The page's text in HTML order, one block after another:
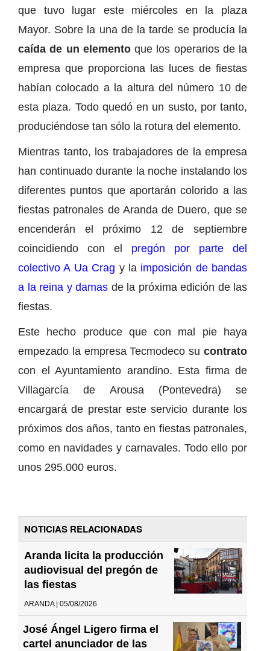
que tuvo lugar este miércoles en la plaza
Mayor. Sobre la una de la tarde se producía la
caída de un elementoque los operarios de la
empresa que proporciona las luces de fiestas
habían colocado a la altura del número 10 de
esta plaza. Todo quedó en un susto, por tanto,
produciéndose tan sólo la rotura del elemento.
Mientras tanto, los trabajadores de la empresa
han continuado durante la noche instalando los
diferentes puntos que aportarán colorido a las
fiestas patronales de Aranda de Duero, que se
encenderán el próximo 12 de septiembre
coincidiendo con el pregón por parte del
colectivo A Ua Crag y la imposición de bandas
a la reina y damas de la próxima edición de las
fiestas.
Este hecho produce que con mal pie haya
empezado la empresa Tecmodeco su contrato
con el Ayuntamiento arandino. Esta firma de
Villagarcía de Arousa (Pontevedra) se
encargará de prestar este servicio durante los
próximos dos años, tanto en fiestas patronales,
como en navidades y carnavales. Todo ello por
unos 295.000 euros.
NOTICIAS RELACIONADAS
Aranda licita la producción
audiovisual del pregón de
las fiestas
ARANDA | 05/08/2026
José Ángel Ligero firma el
cartel anunciador de las